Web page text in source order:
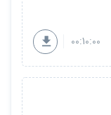
00:10:00